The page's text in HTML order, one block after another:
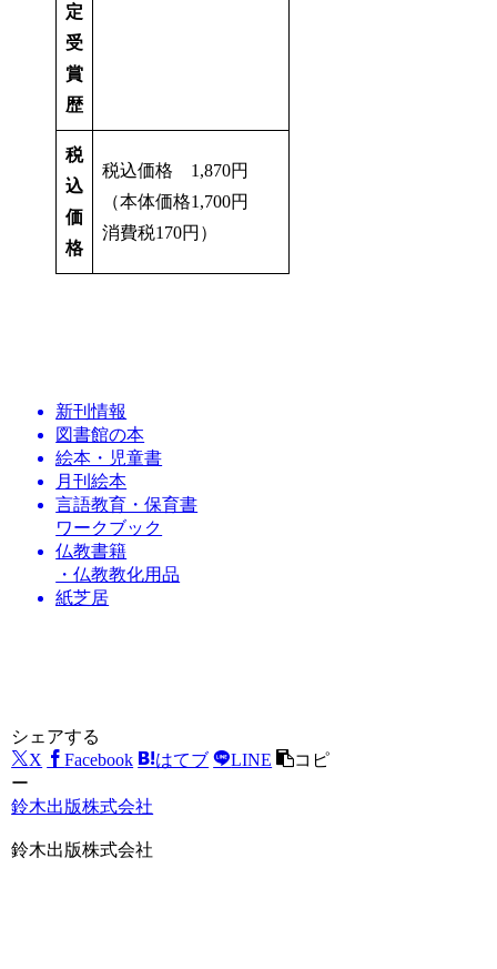
定
受
賞
歴
税
込
価
格
税込価格 1,870円
（本体価格1,700円
消費税170円）
新刊情報
図書館の本
絵本・児童書
月刊絵本
言語教育・保育書
ワークブック
仏教書籍
・仏教教化用品
紙芝居
シェアする
X
Facebook はてブ LINE
コピ
ー
鈴木出版株式会社
鈴木出版株式会社